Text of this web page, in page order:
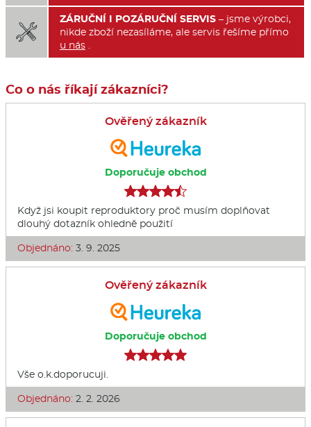

ZÁRUČNÍ I POZÁRUČNÍ SERVIS – jsme výrobci,
nikde zboží nezasíláme, ale servis řešíme přímo
u nás .
Co o nás říkají zákazníci?
Ověřený zákazník
Doporučuje obchod
Když jsi koupit reproduktory proč musím doplňovat
dlouhý dotazník ohledně použití
Objednáno: 3. 9. 2025
Ověřený zákazník
Doporučuje obchod
Vše o.k.doporucuji.
Objednáno: 2. 2. 2026